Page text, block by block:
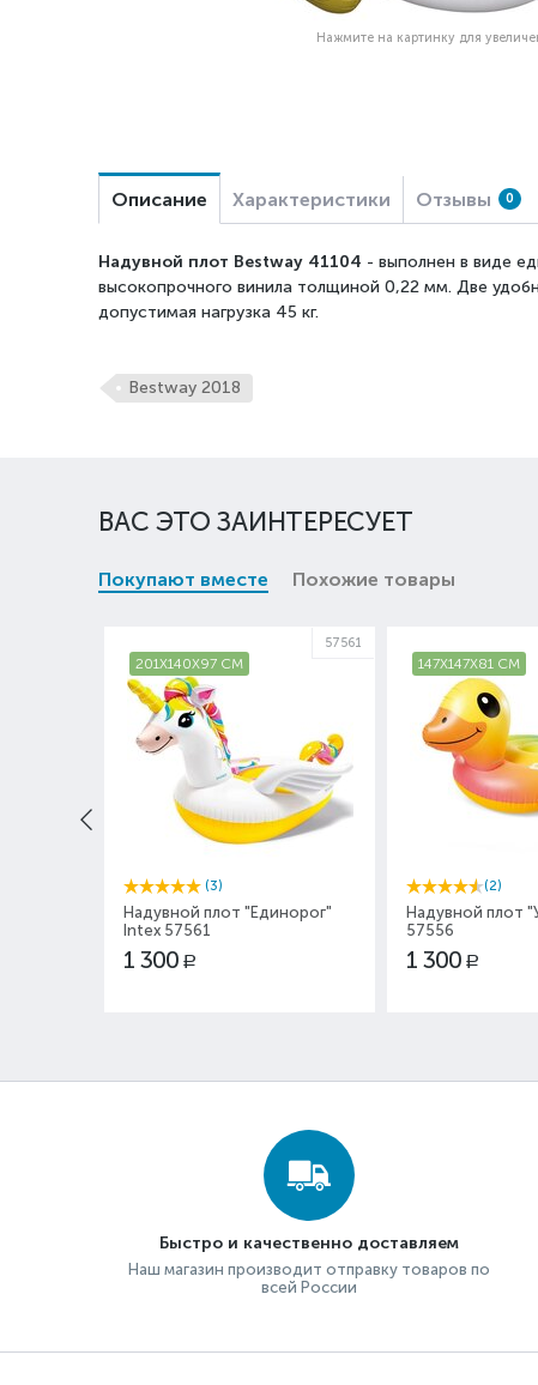
Нажмите на картинку для
Описание Характеристики Отзывы 0
Надувной плот Bestway 41104 - выполнен в виде
высокопрочного винила толщиной 0,22 мм. Две
допустимая нагрузка 45 кг.
Bestway 2018
ВАС ЭТО ЗАИНТЕРЕСУЕТ
Покупают вместе Похожие товары
201X140X97 СМ
57561
(3)
Надувной плот "Единорог"
Intex 57561
1 300 Р
147X147X81 СМ
(2)
Надувной плот
57556
1 300 Р
Быстро и качественно доставляем
Наш магазин производит отправку товаров по
всей России